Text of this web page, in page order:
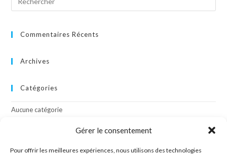
Gérer le consentement
Pour offrir les meilleures expériences, nous utilisons des technologies
Commentaires Récents
Archives
Catégories
Aucune catégorie